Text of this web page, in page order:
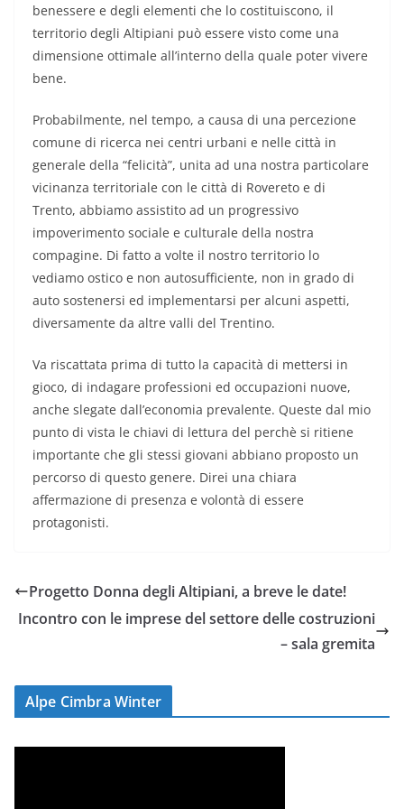
benessere e degli elementi che lo costituiscono, il
territorio degli Altipiani può essere visto come una
dimensione ottimale all’interno della quale poter vivere
bene.
Probabilmente, nel tempo, a causa di una percezione
comune di ricerca nei centri urbani e nelle città in
generale della “felicità”, unita ad una nostra particolare
vicinanza territoriale con le città di Rovereto e di
Trento, abbiamo assistito ad un progressivo
impoverimento sociale e culturale della nostra
compagine. Di fatto a volte il nostro territorio lo
vediamo ostico e non autosufficiente, non in grado di
auto sostenersi ed implementarsi per alcuni aspetti,
diversamente da altre valli del Trentino.
Va riscattata prima di tutto la capacità di mettersi in
gioco, di indagare professioni ed occupazioni nuove,
anche slegate dall’economia prevalente. Queste dal mio
punto di vista le chiavi di lettura del perchè si ritiene
importante che gli stessi giovani abbiano proposto un
percorso di questo genere. Direi una chiara
affermazione di presenza e volontà di essere
protagonisti.
Progetto Donna degli Altipiani, a breve le date!
Incontro con le imprese del settore delle costruzioni
– sala gremita
Alpe Cimbra Winter